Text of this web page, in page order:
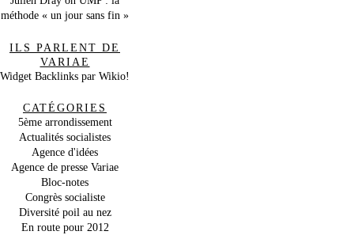
méthode « un jour sans fin »
ILS PARLENT DE
VARIAE
Widget Backlinks par Wikio!
CATÉGORIES
5ème arrondissement
Actualités socialistes
Agence d'idées
Agence de presse Variae
Bloc-notes
Congrès socialiste
Diversité poil au nez
En route pour 2012